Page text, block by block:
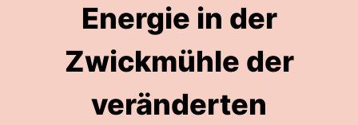
Energie in der
Zwickmühle der
veränderten